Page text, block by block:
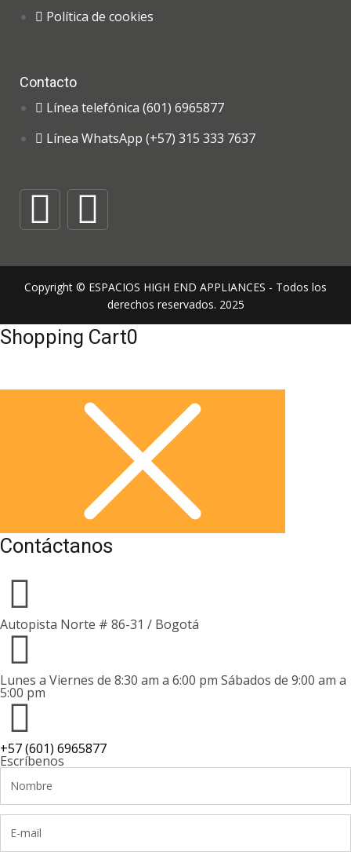
Política de cookies
Contacto
Línea telefónica (601) 6965877
Línea WhatsApp (+57) 315 333 7637
Copyright © ESPACIOS HIGH END APPLIANCES - Todos los
derechos reservados. 2025
Shopping Cart0
Contáctanos
Autopista Norte # 86-31 / Bogotá
Lunes a Viernes de 8:30 am a 6:00 pm Sábados de 9:00 am a
5:00 pm
+57 (601) 6965877
Escríbenos